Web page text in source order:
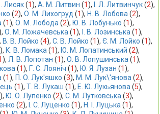
Лисяк (1), А. М. Литвин (1), І. Л. Литвинчук (2),
(2), О. М. Лихогруд (1), Н. В. Лобова (2),
(1), О. М. Лобода (2), Ю. В. Лобунько (1),
О. М. Ложачевська (1), І. В. Лозинська (1),
В. В. Лойко (4), С. В. Лойко (1), Є. М. Лойко (1),
), К. В. Ломака (1), Ю. М. Лопатинський (2),
), Л. В. Лопотан (1), О. В. Лопушинська (1),
(1), Г. С. Лояніч (1), Ю. Я. Лузан (1),
(1), П. О. Лук'яшко (3), М. М. Лук\'янова (2),
(1), Т. В. Лукаш (1), Е. Ю. Лукьянова (5),
), Ю. О. Лупенко (2), С. М. Лутковська (3),
(2), І. C. Луценко (1), Н. І. Луцька (1),